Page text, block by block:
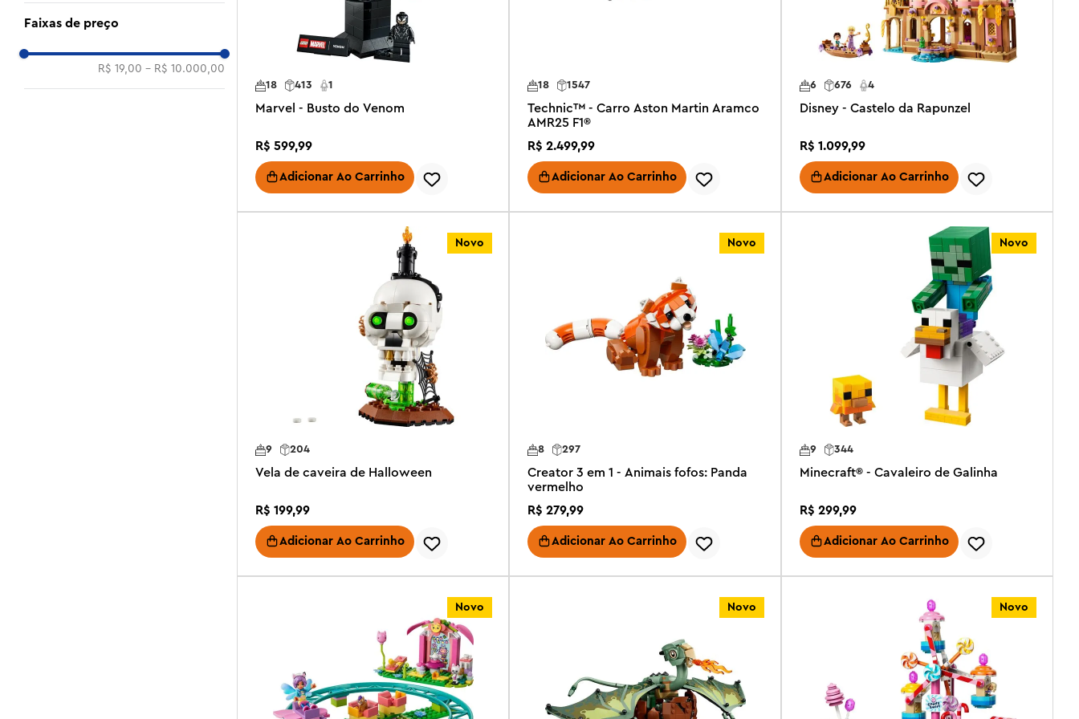
Faixas de preço
R$ 19,00 – R$ 10.000,00
1
18 413
Marvel - Busto do Venom
R$ 599,99
Adicionar Ao Carrinho
1547
18
Technic™ - Carro Aston Martin Aramco
AMR25 F1®
R$ 2.499,99
Adicionar Ao Carrinho
676
6 4
Disney - Castelo da Rapunzel
R$ 1.099,99
Adicionar Ao Carrinho
Novo
204
9
Vela de caveira de Halloween
R$ 199,99
Adicionar Ao Carrinho
Novo
297
8
Creator 3 em 1 - Animais fofos: Panda
vermelho
R$ 279,99
Adicionar Ao Carrinho
Novo
344
9
Minecraft® - Cavaleiro de Galinha
R$ 299,99
Adicionar Ao Carrinho
Novo Novo Novo